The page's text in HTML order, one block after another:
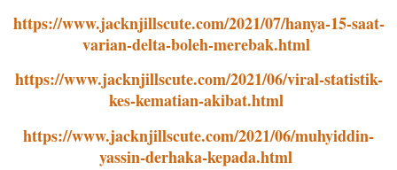
https://www.jacknjillscute.com/2021/07/hanya-15-saat-
varian-delta-boleh-merebak.html
https://www.jacknjillscute.com/2021/06/viral-statistik-
kes-kematian-akibat.html
https://www.jacknjillscute.com/2021/06/muhyiddin-
yassin-derhaka-kepada.html